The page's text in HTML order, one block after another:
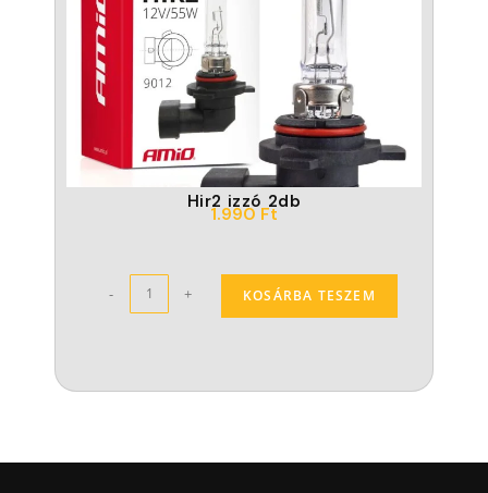
Hir2 izzó 2db
1.990Ft
- + KOSÁRBA TESZEM